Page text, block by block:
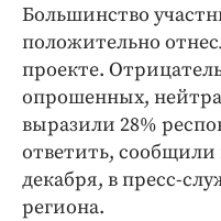
Большинство
положительно
проекте.
опрошенных,
выразили 28%
ответить, сообщили
декабря, в пресс-
региона.